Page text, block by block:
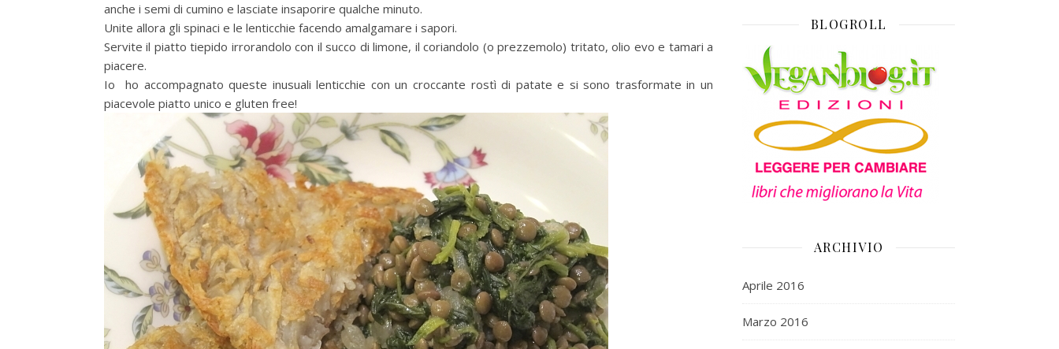
anche i semi di cumino e lasciate insaporire qualche minuto.
Unite allora gli spinaci e le lenticchie facendo amalgamare i sapori.
Servite il piatto tiepido irrorandolo con il succo di limone, il coriandolo (o prezzemolo) tritato, olio evo e tamari a
piacere.
Io ho accompagnato queste inusuali lenticchie con un croccante rostì di patate e si sono trasformate in un
piacevole piatto unico e gluten free!
BLOGROLL
ARCHIVIO
Aprile 2016
Marzo 2016